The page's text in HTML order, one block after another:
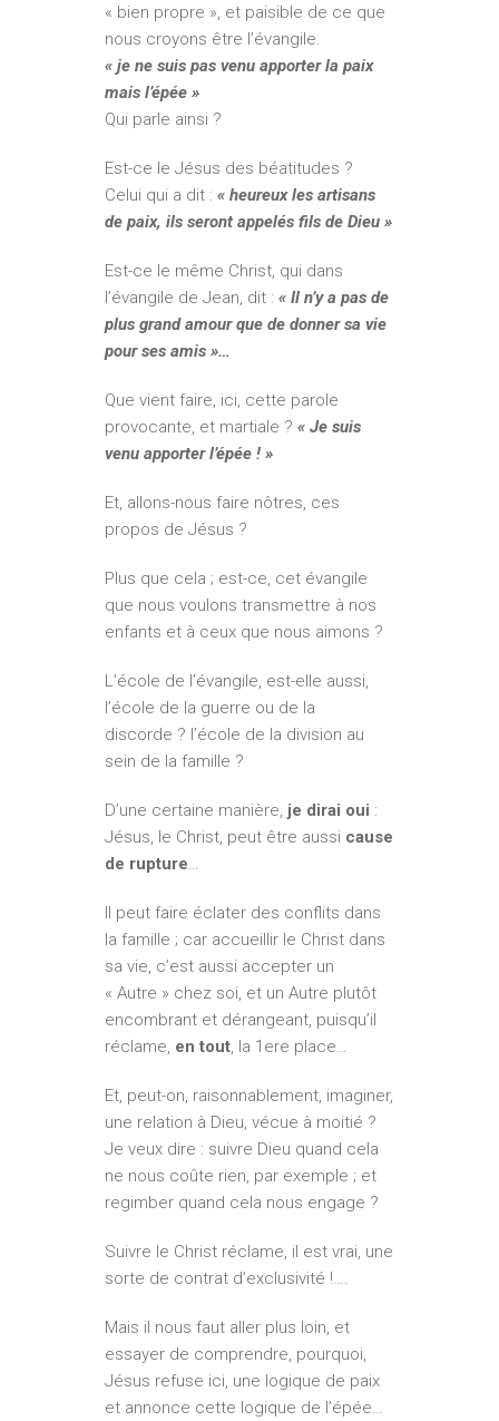
« bien propre », et paisible de ce que
nous croyons être l’évangile.
« je ne suis pas venu apporter la paix
mais l’épée »
Qui parle ainsi ?
Est-ce le Jésus des béatitudes ?
Celui qui a dit : « heureux les artisans
de paix, ils seront appelés fils de Dieu »
Est-ce le même Christ, qui dans
l’évangile de Jean, dit : « Il n’y a pas de
plus grand amour que de donner sa vie
pour ses amis »…
Que vient faire, ici, cette parole
provocante, et martiale ? « Je suis
venu apporter l’épée ! »
Et, allons-nous faire nôtres, ces
propos de Jésus ?
Plus que cela ; est-ce, cet évangile
que nous voulons transmettre à nos
enfants et à ceux que nous aimons ?
L’école de l’évangile, est-elle aussi,
l’école de la guerre ou de la
discorde ? l’école de la division au
sein de la famille ?
D’une certaine manière, je dirai oui :
Jésus, le Christ, peut être aussi cause
de rupture…
Il peut faire éclater des conflits dans
la famille ; car accueillir le Christ dans
sa vie, c’est aussi accepter un
« Autre » chez soi, et un Autre plutôt
encombrant et dérangeant, puisqu’il
réclame, en tout, la 1ere place…
Et, peut-on, raisonnablement, imaginer,
une relation à Dieu, vécue à moitié ?
Je veux dire : suivre Dieu quand cela
ne nous coûte rien, par exemple ; et
regimber quand cela nous engage ?
Suivre le Christ réclame, il est vrai, une
sorte de contrat d’exclusivité !….
Mais il nous faut aller plus loin, et
essayer de comprendre, pourquoi,
Jésus refuse ici, une logique de paix
et annonce cette logique de l’épée…